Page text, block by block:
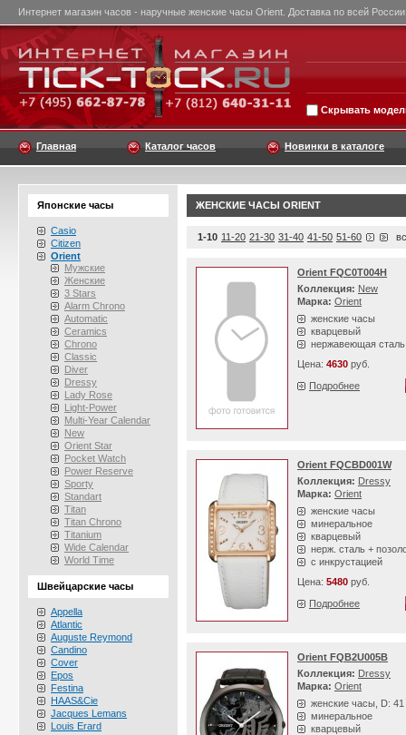
Интернет магазин часов - наручные женские часы Orient. Доставка по всей
Скрывать
Главная Каталог часов Новинки в каталоге
Японские часы
Casio
Citizen
Orient
Мужские
Женские
3 Stars
Alarm Chrono
Automatic
Ceramics
Chrono
Classic
Diver
Dressy
Lady Rose
Light-Power
Multi-Year Calendar
New
Orient Star
Pocket Watch
Power Reserve
Sporty
Standart
Titan
Titan Chrono
Titanium
Wide Calendar
World Time
Швейцарские часы
Appella
Atlantic
Auguste Reymond
Candino
Cover
Epos
Festina
HAAS&Cie
Jacques Lemans
Louis Erard
ЖЕНСКИЕ ЧАСЫ ORIENT
1-10 11-20 21-30 31-40 41-50 51-60
Orient FQC0T004H
Коллекция: New
Марка: Orient
женские часы
кварцевый
нержавеющая сталь
Цена: 4630 руб.
Подробнее
Orient FQCBD001W
Коллекция: Dressy
Марка: Orient
женские часы
минеральное
кварцевый
нерж. сталь +
с инкрустацией
Цена: 5480 руб.
Подробнее
Orient FQB2U005B
Коллекция: Dressy
Марка: Orient
женские часы, D:
минеральное
кварцевый